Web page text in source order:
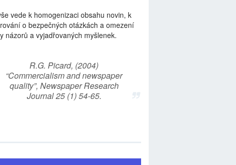
vede k homogenizaci obsahu novin, k
o bezpečných otázkách a omezení
názorů a vyjadřovaných myšlenek.
R.G. Picard, (2004)
“Commercialism and newspaper
quality”, Newspaper Research
Journal 25 (1) 54-65.